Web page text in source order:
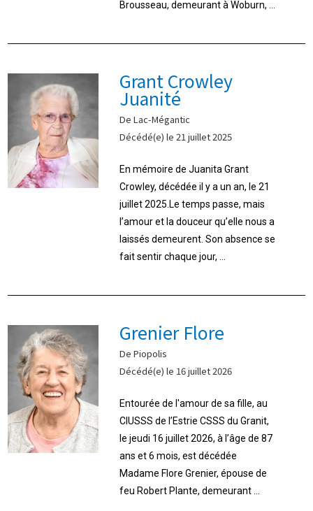
Brousseau, demeurant à Woburn, ...
Grant Crowley
Juanité
De Lac-Mégantic
Décédé(e) le 21 juillet 2025
En mémoire de Juanita Grant
Crowley, décédée il y a un an, le 21
juillet 2025.Le temps passe, mais
l’amour et la douceur qu’elle nous a
laissés demeurent. Son absence se
fait sentir chaque jour, ...
Grenier Flore
De Piopolis
Décédé(e) le 16 juillet 2026
Entourée de l'amour de sa fille, au
CIUSSS de l’Estrie CSSS du Granit,
le jeudi 16 juillet 2026, à l’âge de 87
ans et 6 mois, est décédée
Madame Flore Grenier, épouse de
feu Robert Plante, demeurant ...